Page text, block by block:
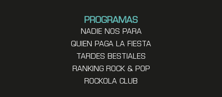
PROGRAMAS
NADIE NOS PARA
QUIEN PAGA LA FIESTA
TARDES BESTIALES
RANKING ROCK & POP
ROCKOLA CLUB